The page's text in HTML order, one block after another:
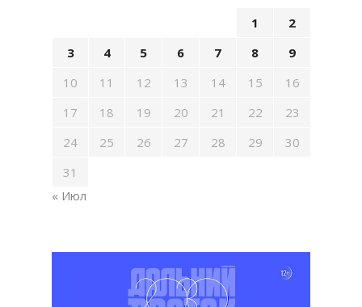
1
2
3
4 5 6 7 8
9
10
11 12 13 14 15
16
17
18 19 20 21 22
23
24
25 26 27 28 29
30
31
« Июл